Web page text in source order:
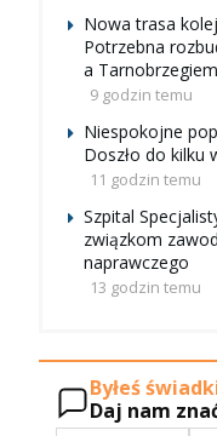
Nowa trasa
Potrzebna
a Tarnobrzegiem
9 godzin temu
Niespokojne
Doszło do kilku
11 godzin temu
Szpital
związkom
naprawczego
13 godzin temu
Byłeś
Daj nam